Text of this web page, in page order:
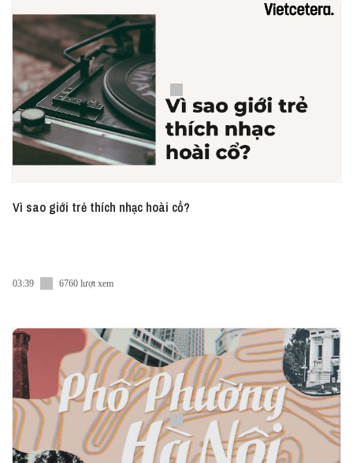
Vì sao giới trẻ thích nhạc hoài cổ?
03:39 6760 lượt xem